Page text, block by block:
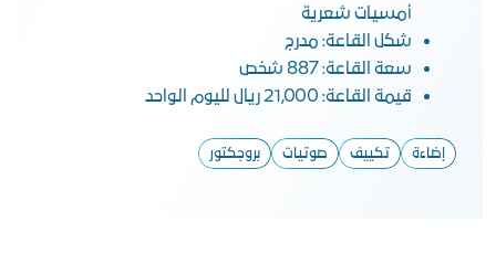
أمسيات شعرية
شكل القاعة: مدرج
سعة القاعة: 887 شخص
قيمة القاعة: 21,000 ريال لليوم الواحد
إضاءة تكييف صوتيات بروجكتور